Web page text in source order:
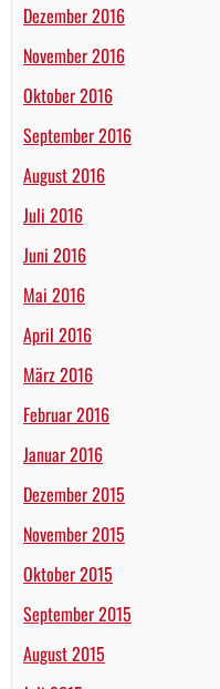
Dezember 2016
November 2016
Oktober 2016
September 2016
August 2016
Juli 2016
Juni 2016
Mai 2016
April 2016
März 2016
Februar 2016
Januar 2016
Dezember 2015
November 2015
Oktober 2015
September 2015
August 2015